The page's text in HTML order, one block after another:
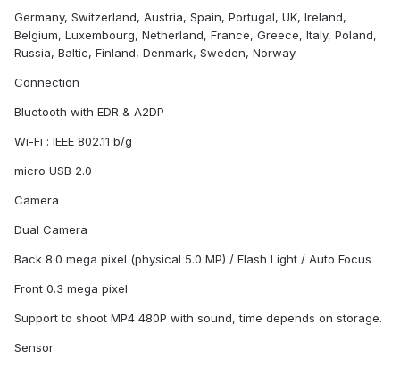
Germany, Switzerland, Austria, Spain, Portugal, UK, Ireland,
Belgium, Luxembourg, Netherland, France, Greece, Italy, Poland,
Russia, Baltic, Finland, Denmark, Sweden, Norway
Connection
Bluetooth with EDR & A2DP
Wi-Fi : IEEE 802.11 b/g
micro USB 2.0
Camera
Dual Camera
Back 8.0 mega pixel (physical 5.0 MP) / Flash Light / Auto Focus
Front 0.3 mega pixel
Support to shoot MP4 480P with sound, time depends on storage.
Sensor